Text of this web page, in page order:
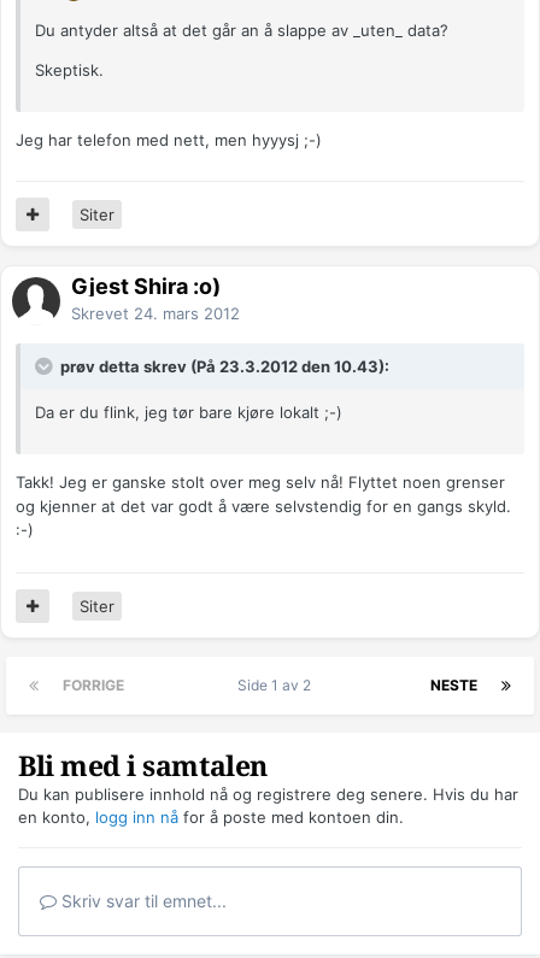
Du antyder altså at det går an å slappe av _uten_ data?
Skeptisk.
Jeg har telefon med nett, men hyyysj ;-)
Siter
Gjest Shira :o)
Skrevet 24. mars 2012
prøv detta skrev (På 23.3.2012 den 10.43):
Da er du flink, jeg tør bare kjøre lokalt ;-)
Takk! Jeg er ganske stolt over meg selv nå! Flyttet noen grenser
og kjenner at det var godt å være selvstendig for en gangs skyld.
:-)
Siter
FORRIGE NESTE
Side 1 av 2
Bli med i samtalen
Du kan publisere innhold nå og registrere deg senere. Hvis du har
en konto, logg inn nå for å poste med kontoen din.
Skriv svar til emnet...